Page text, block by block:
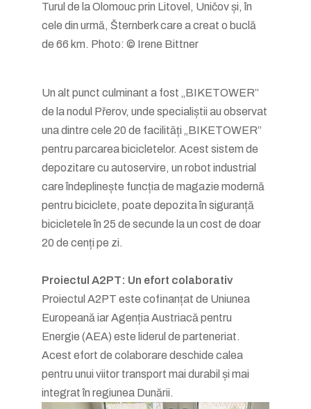
Turul de la Olomouc prin Litovel, Uničov și, în
cele din urmă, Šternberk care a creat o buclă
de 66 km. Photo: © Irene Bittner
Un alt punct culminant a fost „BIKETOWER”
de la nodul Přerov, unde specialiștii au observat
una dintre cele 20 de facilități „BIKETOWER”
pentru parcarea bicicletelor. Acest sistem de
depozitare cu autoservire, un robot industrial
care îndeplinește funcția de magazie modernă
pentru biciclete, poate depozita în siguranță
bicicletele în 25 de secunde la un cost de doar
20 de cenți pe zi.
Proiectul A2PT: Un efort colaborativ
Proiectul A2PT este cofinanțat de Uniunea
Europeană iar Agenția Austriacă pentru
Energie (AEA) este liderul de parteneriat.
Acest efort de colaborare deschide calea
pentru unui viitor transport mai durabil și mai
integrat în regiunea Dunării.